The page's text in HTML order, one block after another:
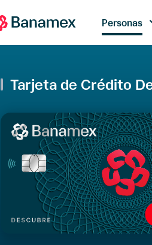
Personas
Tarjeta de Crédito
Tarjeta
Crédito
Descubre
Banamex